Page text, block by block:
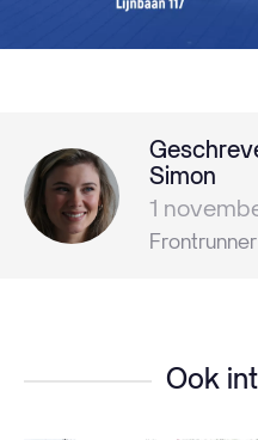
Simon
1
Frontrunner
Ook